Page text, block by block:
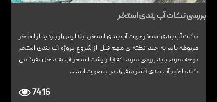
بررسی نکات آب بندی استخر
نکات آب بندی استخر جهت آب بندی استخر، ابتدا پس از بازدید از استخر
مربوطه باید به چند نکته ی مهم قبل از شروع پروژه آب بندی استخر
توجه نمود، باید بررسی نمود که آیا از پشت استخر آب به داخل نفوذ می
کند یا خیر(آب بندی فشار منفی)، در اینصورت ابتدا...
7416